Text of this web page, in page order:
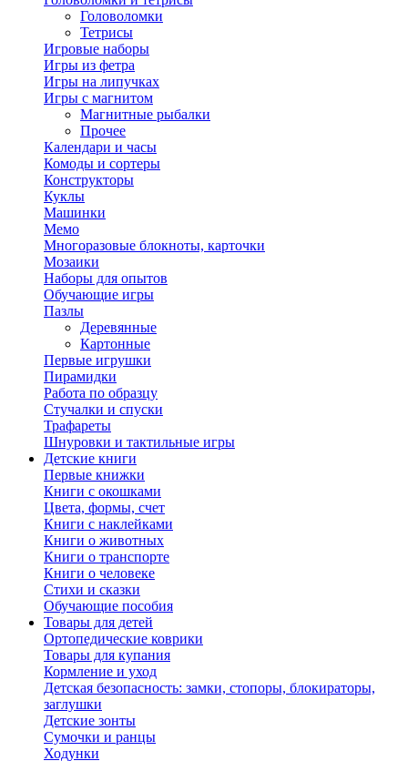
Головоломки
Тетрисы
Игровые наборы
Игры из фетра
Игры на липучках
Игры с магнитом
Магнитные рыбалки
Прочее
Календари и часы
Комоды и сортеры
Конструкторы
Куклы
Машинки
Мемо
Многоразовые блокноты, карточки
Мозаики
Наборы для опытов
Обучающие игры
Пазлы
Деревянные
Картонные
Первые игрушки
Пирамидки
Работа по образцу
Стучалки и спуски
Трафареты
Шнуровки и тактильные игры
Детские книги
Первые книжки
Книги с окошками
Цвета, формы, счет
Книги с наклейками
Книги о животных
Книги о транспорте
Книги о человеке
Стихи и сказки
Обучающие пособия
Товары для детей
Ортопедические коврики
Товары для купания
Кормление и уход
Детская безопасность: замки, стопоры, блокираторы,
заглушки
Детские зонты
Сумочки и ранцы
Ходунки